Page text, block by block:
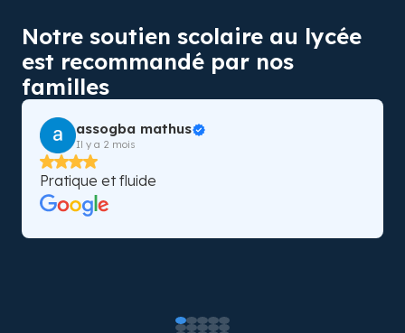
Notre soutien scolaire au lycée
est recommandé par nos
familles
assogba mathus
Il y a 2 mois
Pratique et fluide